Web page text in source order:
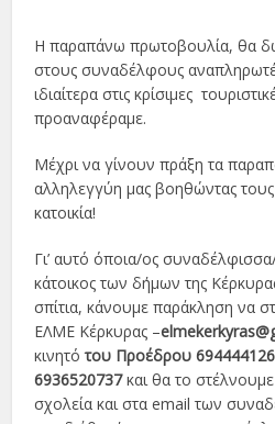
Η παραπάνω πρωτοβουλία, θα
στους συναδέλφους
ιδιαίτερα στις κρίσιμες
προαναφέραμε.
Μέχρι να γίνουν πράξη τα
αλληλεγγύη μας βοηθώντας
κατοικία!
Γι’ αυτό όποια/ος
κάτοικος των δήμων της
σπίτια, κάνουμε παράκληση να
ΕΛΜΕ Κέρκυρας –elmekerkyras@
κινητότου Προέδρου
6936520737και θα το
σχολεία και στα email των